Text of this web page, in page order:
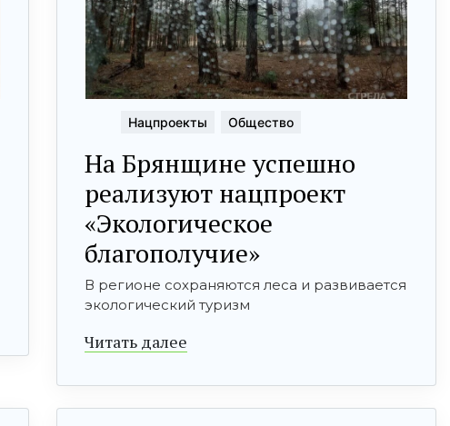
Нацпроекты Общество
На Брянщине успешно
реализуют нацпроект
«Экологическое
благополучие»
В регионе сохраняются леса и развивается
экологический туризм
Читать далее